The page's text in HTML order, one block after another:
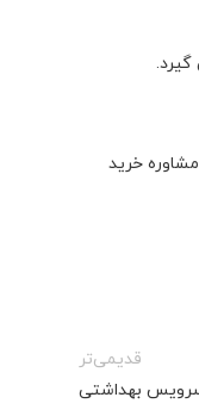
خرید
قدیمی‌تر
بهداشتی